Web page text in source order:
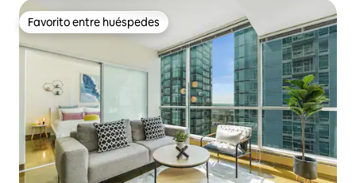
Favorito entre huéspedes
Favorito entre huéspedes